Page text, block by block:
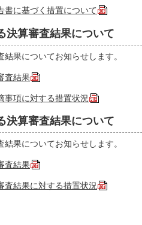
書に基づく措置について
決算審査結果について
果についてお知らせします。
査結果
事項に対する措置状況
決算審査結果について
果についてお知らせします。
査結果
査結果に対する措置状況